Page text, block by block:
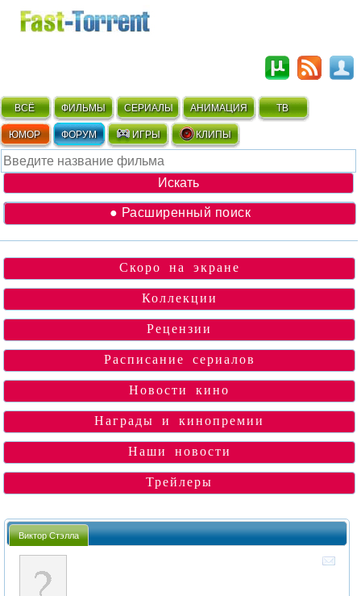
ВСЁ ФИЛЬМЫ СЕРИАЛЫ АНИМАЦИЯ ТВ
ЮМОР ФОРУМ ИГРЫ КЛИПЫ
● Расширенный поиск
Скоро на экране
Коллекции
Рецензии
Расписание сериалов
Новости кино
Награды и кинопремии
Наши новости
Трейлеры
Виктор Стэлла